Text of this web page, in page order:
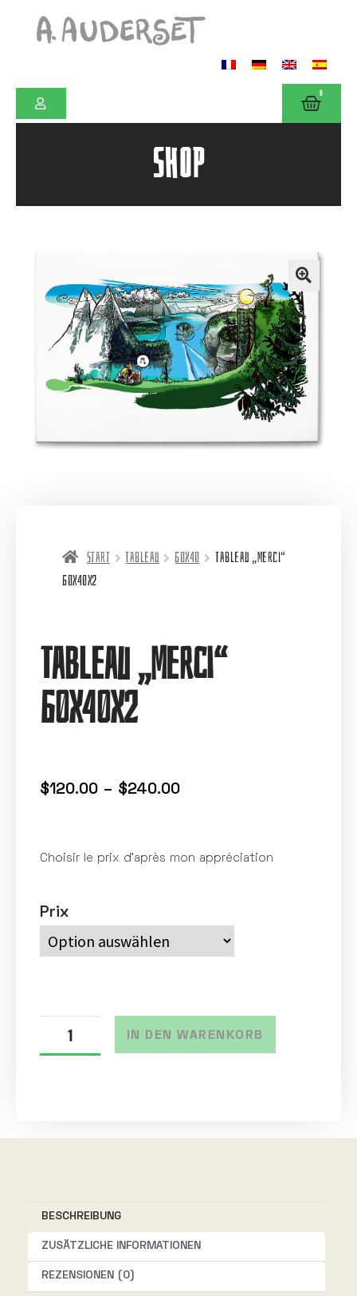
0
SHOP
Start Tableau 60X40
Tableau „Merci“
60X40X2
Tableau „Merci“
60X40X2
$120.00 – $240.00
Choisir le prix d’après mon appréciation
Prix
IN DEN WARENKORB
a
t
i
BESCHREIBUNG
ZUSÄTZLICHE INFORMATIONEN
REZENSIONEN (0)